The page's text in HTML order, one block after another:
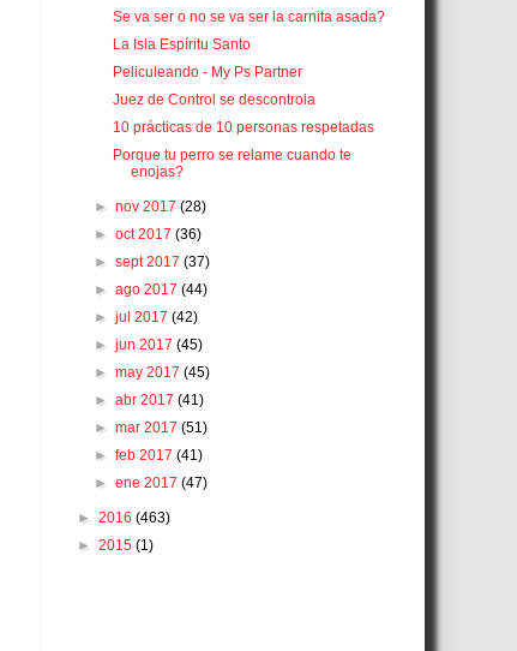
Se va ser o no se va ser la carnita asada?
La Isla Espíritu Santo
Peliculeando - My Ps Partner
Juez de Control se descontrola
10 prácticas de 10 personas respetadas
Porque tu perro se relame cuando te
enojas?
►nov 2017(28)
►oct 2017(36)
►sept 2017(37)
►ago 2017(44)
►jul 2017(42)
►jun 2017(45)
►may 2017(45)
►abr 2017(41)
►mar 2017(51)
►feb 2017(41)
►ene 2017(47)
► 2016 (463)
► 2015 (1)